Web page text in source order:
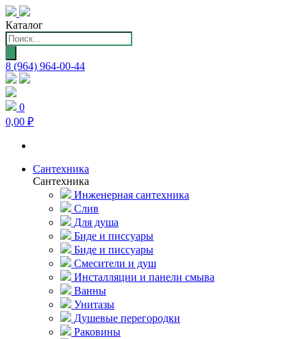
Каталог
Поиск
товаров
8 (964) 964-00-44
0
0,00 ₽
Сантехника
Сантехника
Инженерная сантехника
Слив
Для душа
Биде и писсуары
Биде и писсуары
Смесители и душ
Инсталляции и панели смыва
Ванны
Унитазы
Душевые перегородки
Раковины